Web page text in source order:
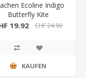
Ecoline Indigo
Butterfly Kite
19.92 CHF 24.90
KAUFEN